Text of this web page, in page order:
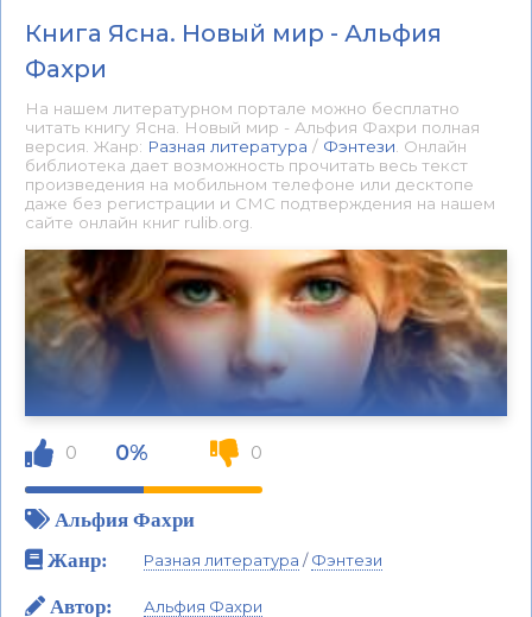
Книга Ясна. Новый мир - Альфия
Фахри
На нашем литературном портале можно бесплатно
читать книгу Ясна. Новый мир - Альфия Фахри полная
версия. Жанр: Разная литература / Фэнтези . Онлайн
библиотека дает возможность прочитать весь текст
произведения на мобильном телефоне или десктопе
даже без регистрации и СМС подтверждения на нашем
сайте онлайн книг rulib.org.
0 0% 0
Альфия Фахри
Жанр:
Разная литература /Фэнтези
Автор: Альфия Фахри